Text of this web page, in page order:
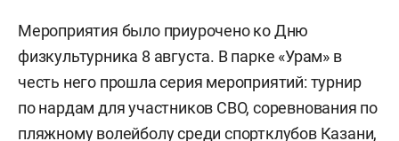
Мероприятия было приурочено ко Дню
физкультурника 8 августа. В парке «Урам» в
честь него прошла серия мероприятий: турнир
по нардам для участников СВО, соревнования по
пляжному волейболу среди спортклубов Казани,